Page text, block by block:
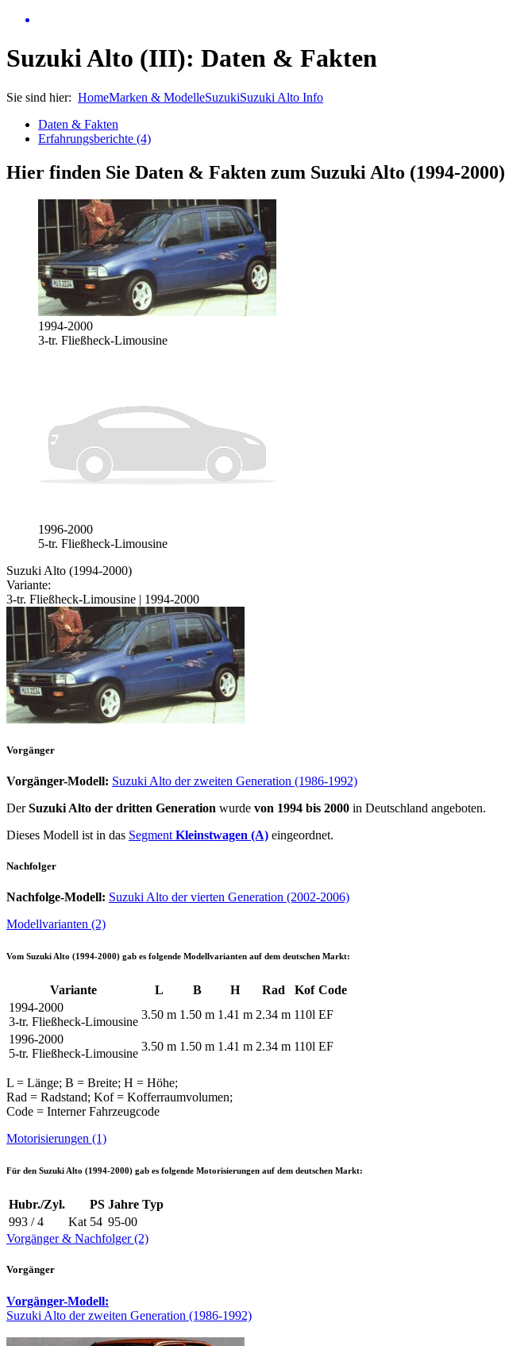
Suzuki Alto (III): Daten & Fakten
Sie sind hier: HomeMarken & ModelleSuzukiSuzuki Alto Info
Daten & Fakten
Erfahrungsberichte (4)
Hier finden Sie Daten & Fakten zum Suzuki Alto (1994-2000)
1994-2000
3-tr. Fließheck-Limousine
1996-2000
5-tr. Fließheck-Limousine
Suzuki Alto (1994-2000)
Variante:
3-tr. Fließheck-Limousine | 1994-2000
Vorgänger
Vorgänger-Modell: Suzuki Alto der zweiten Generation (1986-1992)
DerSuzuki Alto der dritten Generation wurde von 1994 bis 2000 in Deutschland angeboten.
Dieses Modell ist in das Segment Kleinstwagen (A) eingeordnet.
Nachfolger
Nachfolge-Modell: Suzuki Alto der vierten Generation (2002-2006)
Modellvarianten (2)
Vom Suzuki Alto (1994-2000) gab es folgende Modellvarianten auf dem deutschen Markt:
Variante L B H Rad Kof Code
1994-2000
3-tr. Fließheck-Limousine
3.50 m 1.50 m 1.41 m 2.34 m 110l EF
1996-2000
5-tr. Fließheck-Limousine
3.50 m 1.50 m 1.41 m 2.34 m 110l EF
L = Länge; B = Breite; H = Höhe;
Rad = Radstand; Kof = Kofferraumvolumen;
Code = Interner Fahrzeugcode
Motorisierungen (1)
Für den Suzuki Alto (1994-2000) gab es folgende Motorisierungen auf dem deutschen Markt:
Hubr./Zyl. PS Jahre Typ
993 / 4
Kat 54 95-00
Vorgänger & Nachfolger (2)
Vorgänger
Vorgänger-Modell:
Suzuki Alto der zweiten Generation (1986-1992)